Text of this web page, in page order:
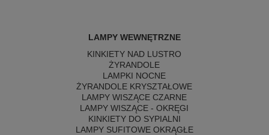
LAMPY WEWNĘTRZNE
KINKIETY NAD LUSTRO
ŻYRANDOLE
LAMPKI NOCNE
ŻYRANDOLE KRYSZTAŁOWE
LAMPY WISZĄCE CZARNE
LAMPY WISZĄCE - OKRĘGI
KINKIETY DO SYPIALNI
LAMPY SUFITOWE OKRĄGŁE